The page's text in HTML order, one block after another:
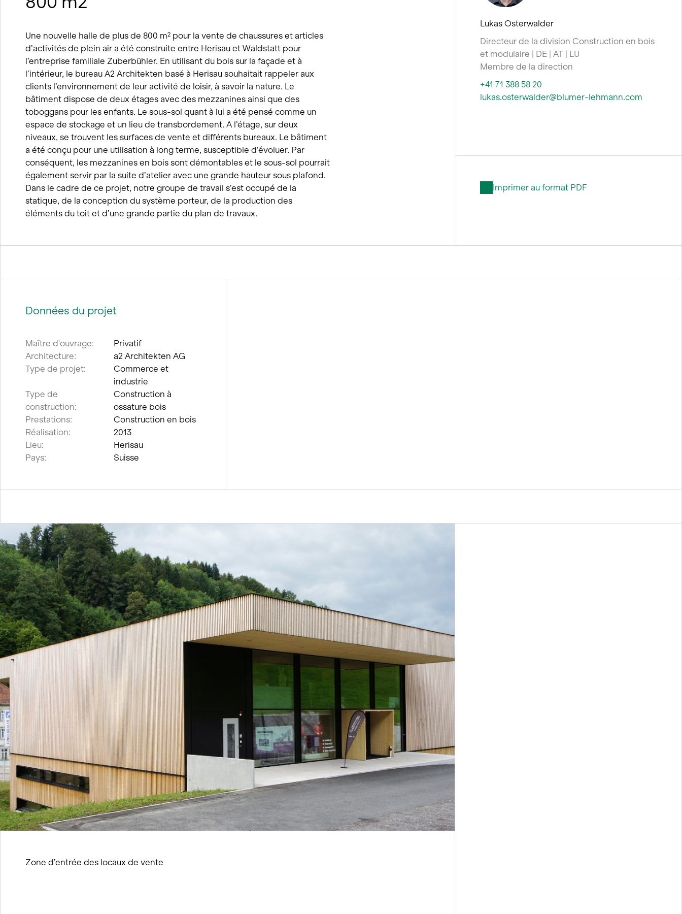
Une nouvelle halle de plus de 800 m2 pour la vente de chaussures et articles
d’activités de plein air a été construite entre Herisau et Waldstatt pour
l’entreprise familiale Zuberbühler. En utilisant du bois sur la façade et à
l’intérieur, le bureau A2 Architekten basé à Herisau souhaitait rappeler aux
clients l’environnement de leur activité de loisir, à savoir la nature. Le
bâtiment dispose de deux étages avec des mezzanines ainsi que des
toboggans pour les enfants. Le sous-sol quant à lui a été pensé comme un
espace de stockage et un lieu de transbordement. A l’étage, sur deux
niveaux, se trouvent les surfaces de vente et différents bureaux. Le bâtiment
a été conçu pour une utilisation à long terme, susceptible d’évoluer. Par
conséquent, les mezzanines en bois sont démontables et le sous-sol pourrait
également servir par la suite d’atelier avec une grande hauteur sous plafond.
Dans le cadre de ce projet, notre groupe de travail s’est occupé de la
statique, de la conception du système porteur, de la production des
éléments du toit et d’une grande partie du plan de travaux.
Lukas Osterwalder
Directeur de la division Construction en bois
et modulaire | DE | AT | LU
Membre de la direction
+41 71 388 58 20
lukas.osterwalder@blumer-lehmann.com
Imprimer au format PDF
Données du projet
Maître d'ouvrage:
Privatif
Architecture:
a2 Architekten AG
Type de projet:
Commerce et
industrie
Type de
construction:
Construction à
ossature bois
Prestations:
Construction en bois
Réalisation:
2013
Lieu:
Herisau
Pays:
Suisse
Zone d’entrée des locaux de vente